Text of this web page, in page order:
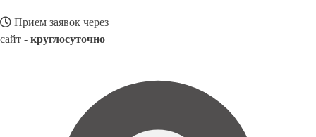
Прием заявок через
сайт - круглосуточно